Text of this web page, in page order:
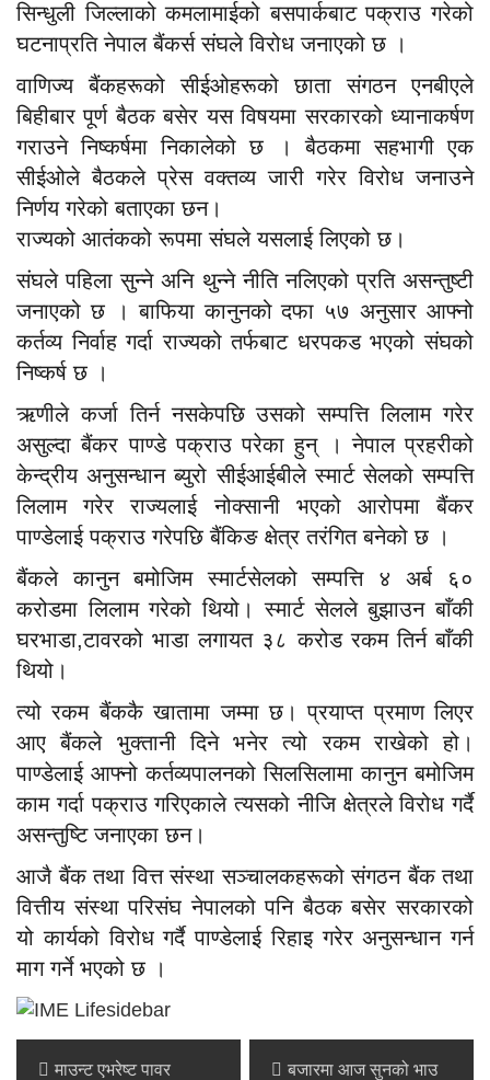
सिन्धुली जिल्लाको कमलामाईको बसपार्कबाट पक्राउ गरेको
घटनाप्रति नेपाल बैंकर्स संघले विरोध जनाएको छ ।
वाणिज्य बैंकहरूको सीईओहरूको छाता संगठन एनबीएले
बिहीबार पूर्ण बैठक बसेर यस विषयमा सरकारको ध्यानाकर्षण
गराउने निष्कर्षमा निकालेको छ । बैठकमा सहभागी एक
सीईओले बैठकले प्रेस वक्तव्य जारी गरेर विरोध जनाउने
निर्णय गरेको बताएका छन।
राज्यको आतंकको रूपमा संघले यसलाई लिएको छ।
संघले पहिला सुन्ने अनि थुन्ने नीति नलिएको प्रति असन्तुष्टी
जनाएको छ । बाफिया कानुनको दफा ५७ अनुसार आफ्नो
कर्तव्य निर्वाह गर्दा राज्यको तर्फबाट धरपकड भएको संघको
निष्कर्ष छ ।
ऋणीले कर्जा तिर्न नसकेपछि उसको सम्पत्ति लिलाम गरेर
असुल्दा बैंकर पाण्डे पक्राउ परेका हुन् । नेपाल प्रहरीको
केन्द्रीय अनुसन्धान ब्युरो सीईआईबीले स्मार्ट सेलको सम्पत्ति
लिलाम गरेर राज्यलाई नोक्सानी भएको आरोपमा बैंकर
पाण्डेलाई पक्राउ गरेपछि बैंकिङ क्षेत्र तरंगित बनेको छ ।
बैंकले कानुन बमोजिम स्मार्टसेलको सम्पत्ति ४ अर्ब ६०
करोडमा लिलाम गरेको थियो। स्मार्ट सेलले बुझाउन बाँकी
घरभाडा,टावरको भाडा लगायत ३८ करोड रकम तिर्न बाँकी
थियो।
त्यो रकम बैंककै खातामा जम्मा छ। प्रयाप्त प्रमाण लिएर
आए बैंकले भुक्तानी दिने भनेर त्यो रकम राखेको हो।
पाण्डेलाई आफ्नो कर्तव्यपालनको सिलसिलामा कानुन बमोजिम
काम गर्दा पक्राउ गरिएकाले त्यसको नीजि क्षेत्रले विरोध गर्दै
असन्तुष्टि जनाएका छन।
आजै बैंक तथा वित्त संस्था सञ्चालकहरूको संगठन बैंक तथा
वित्तीय संस्था परिसंघ नेपालको पनि बैठक बसेर सरकारको
यो कार्यको विरोध गर्दै पाण्डेलाई रिहाइ गरेर अनुसन्धान गर्न
माग गर्ने भएको छ ।
माउन्ट एभरेष्ट पावर
बजारमा आज सुनको भाउ